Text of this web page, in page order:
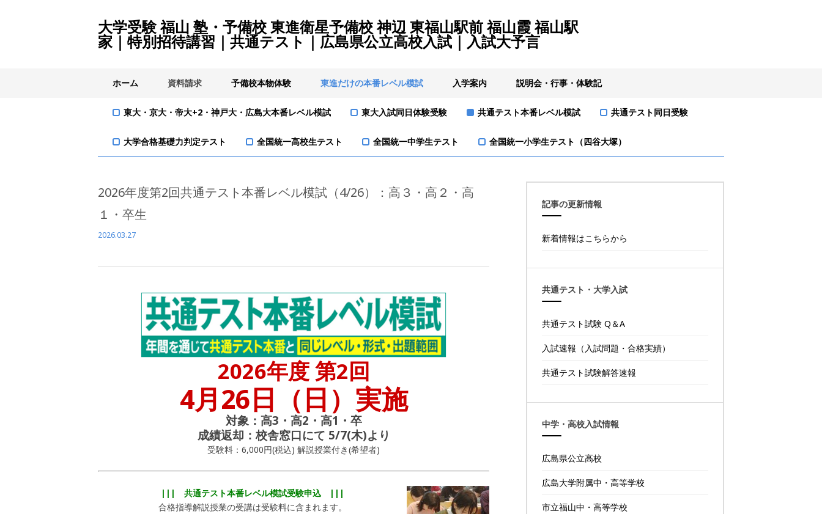
大学受験 福山 塾・予備校 東進衛星予備校 神辺 東福山駅前 福山霞 福山駅
家｜特別招待講習｜共通テスト｜広島県公立高校入試｜入試大予言
ホーム 資料請求 予備校本物体験 東進だけの本番レベル模試 入学案内 説明会・行事・体験記
東大・京大・帝大+2・神戸大・広島大本番レベル模試 東大入試同日体験受験 共通テスト本番レベル模試 共通テスト同日受験
大学合格基礎力判定テスト 全国統一高校生テスト 全国統一中学生テスト 全国統一小学生テスト（四谷大塚）
2026年度第2回共通テスト本番レベル模試（4/26）：高３・高２・高
１・卒生
2026.03.27
2026年度 第2回
4月26日（日）実施
対象：高3・高2・高1・卒
成績返却：校舎窓口にて 5/7(木)より
受験料：6,000円(税込) 解説授業付き(希望者)
||| 共通テスト本番レベル模試受験申込 |||
合格指導解説授業の受講は受験料に含まれます。
記事の更新情報
新着情報はこちらから
共通テスト・大学入試
共通テスト試験 Q＆A
入試速報（入試問題・合格実績）
共通テスト試験解答速報
中学・高校入試情報
広島県公立高校
広島大学附属中・高等学校
市立福山中・高等学校